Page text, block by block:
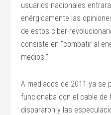
usuarios nacionales
enérgicamente las
de estos ciber-
consiste en “combatir al
medios.”
A mediados de 2011 ya se
funcionaba con el cable
dispararon y las